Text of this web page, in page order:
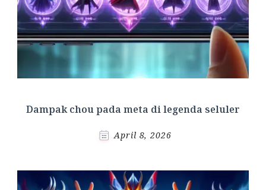
Dampak chou pada meta di legenda seluler
April 8, 2026